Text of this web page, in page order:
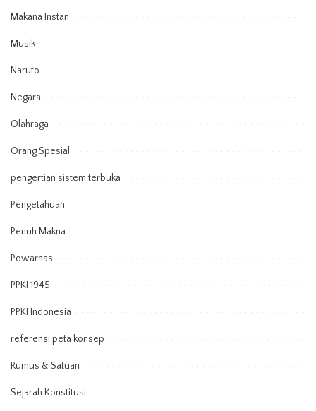
Makana Instan
Musik
Naruto
Negara
Olahraga
Orang Spesial
pengertian sistem terbuka
Pengetahuan
Penuh Makna
Powarnas
PPKI 1945
PPKI Indonesia
referensi peta konsep
Rumus & Satuan
Sejarah Konstitusi